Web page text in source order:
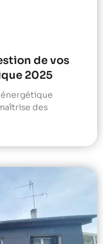
de vos
2025
énergétique
des